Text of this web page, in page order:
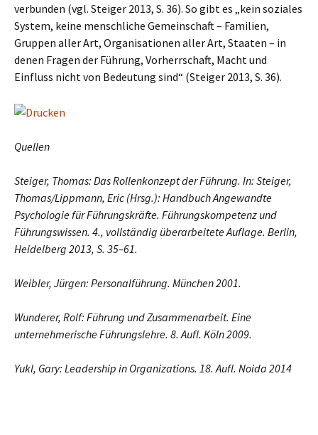
verbunden (vgl. Steiger 2013, S. 36). So gibt es „kein soziales
System, keine menschliche Gemeinschaft – Familien,
Gruppen aller Art, Organisationen aller Art, Staaten – in
denen Fragen der Führung, Vorherrschaft, Macht und
Einfluss nicht von Bedeutung sind“ (Steiger 2013, S. 36).
Quellen
Steiger, Thomas: Das Rollenkonzept der Führung. In: Steiger,
Thomas/Lippmann, Eric (Hrsg.): Handbuch Angewandte
Psychologie für Führungskräfte. Führungskompetenz und
Führungswissen. 4., vollständig überarbeitete Auflage. Berlin,
Heidelberg 2013, S. 35–61.
Weibler, Jürgen: Personalführung. München 2001.
Wunderer, Rolf: Führung und Zusammenarbeit. Eine
unternehmerische Führungslehre. 8. Aufl. Köln 2009.
Yukl, Gary: Leadership in Organizations. 18. Aufl. Noida 2014